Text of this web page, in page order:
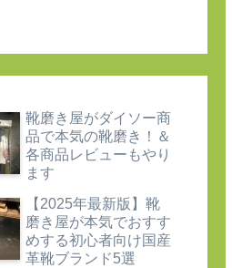
靴磨き屋がダイソー商
品で本気の靴磨き！＆
各商品レビューもやり
ます
【2025年最新版】靴
磨き屋が本気でおすす
めする初心者向け国産
革靴ブランド5選